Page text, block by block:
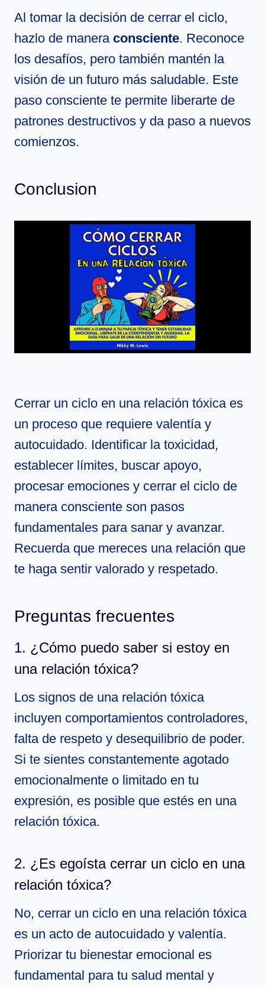
Al tomar la decisión de cerrar el ciclo,
hazlo de manera consciente. Reconoce
los desafíos, pero también mantén la
visión de un futuro más saludable. Este
paso consciente te permite liberarte de
patrones destructivos y da paso a nuevos
comienzos.
Conclusion
Cerrar un ciclo en una relación tóxica es
un proceso que requiere valentía y
autocuidado. Identificar la toxicidad,
establecer límites, buscar apoyo,
procesar emociones y cerrar el ciclo de
manera consciente son pasos
fundamentales para sanar y avanzar.
Recuerda que mereces una relación que
te haga sentir valorado y respetado.
Preguntas frecuentes
1. ¿Cómo puedo saber si estoy en
una relación tóxica?
Los signos de una relación tóxica
incluyen comportamientos controladores,
falta de respeto y desequilibrio de poder.
Si te sientes constantemente agotado
emocionalmente o limitado en tu
expresión, es posible que estés en una
relación tóxica.
2. ¿Es egoísta cerrar un ciclo en una
relación tóxica?
No, cerrar un ciclo en una relación tóxica
es un acto de autocuidado y valentía.
Priorizar tu bienestar emocional es
fundamental para tu salud mental y